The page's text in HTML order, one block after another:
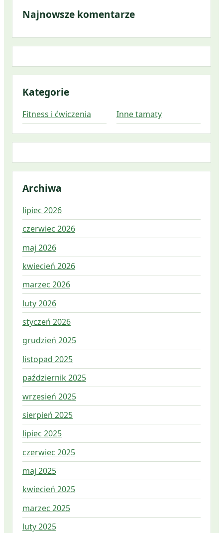
Najnowsze komentarze
Kategorie
Fitness i ćwiczenia Inne tamaty
Archiwa
lipiec 2026
czerwiec 2026
maj 2026
kwiecień 2026
marzec 2026
luty 2026
styczeń 2026
grudzień 2025
listopad 2025
październik 2025
wrzesień 2025
sierpień 2025
lipiec 2025
czerwiec 2025
maj 2025
kwiecień 2025
marzec 2025
luty 2025